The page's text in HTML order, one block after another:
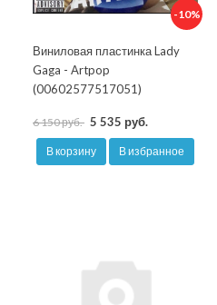
-10%
Виниловая пластинка Lady
Gaga - Artpop
(00602577517051)
6 150 руб. 5 535 руб.
В корзину В избранное